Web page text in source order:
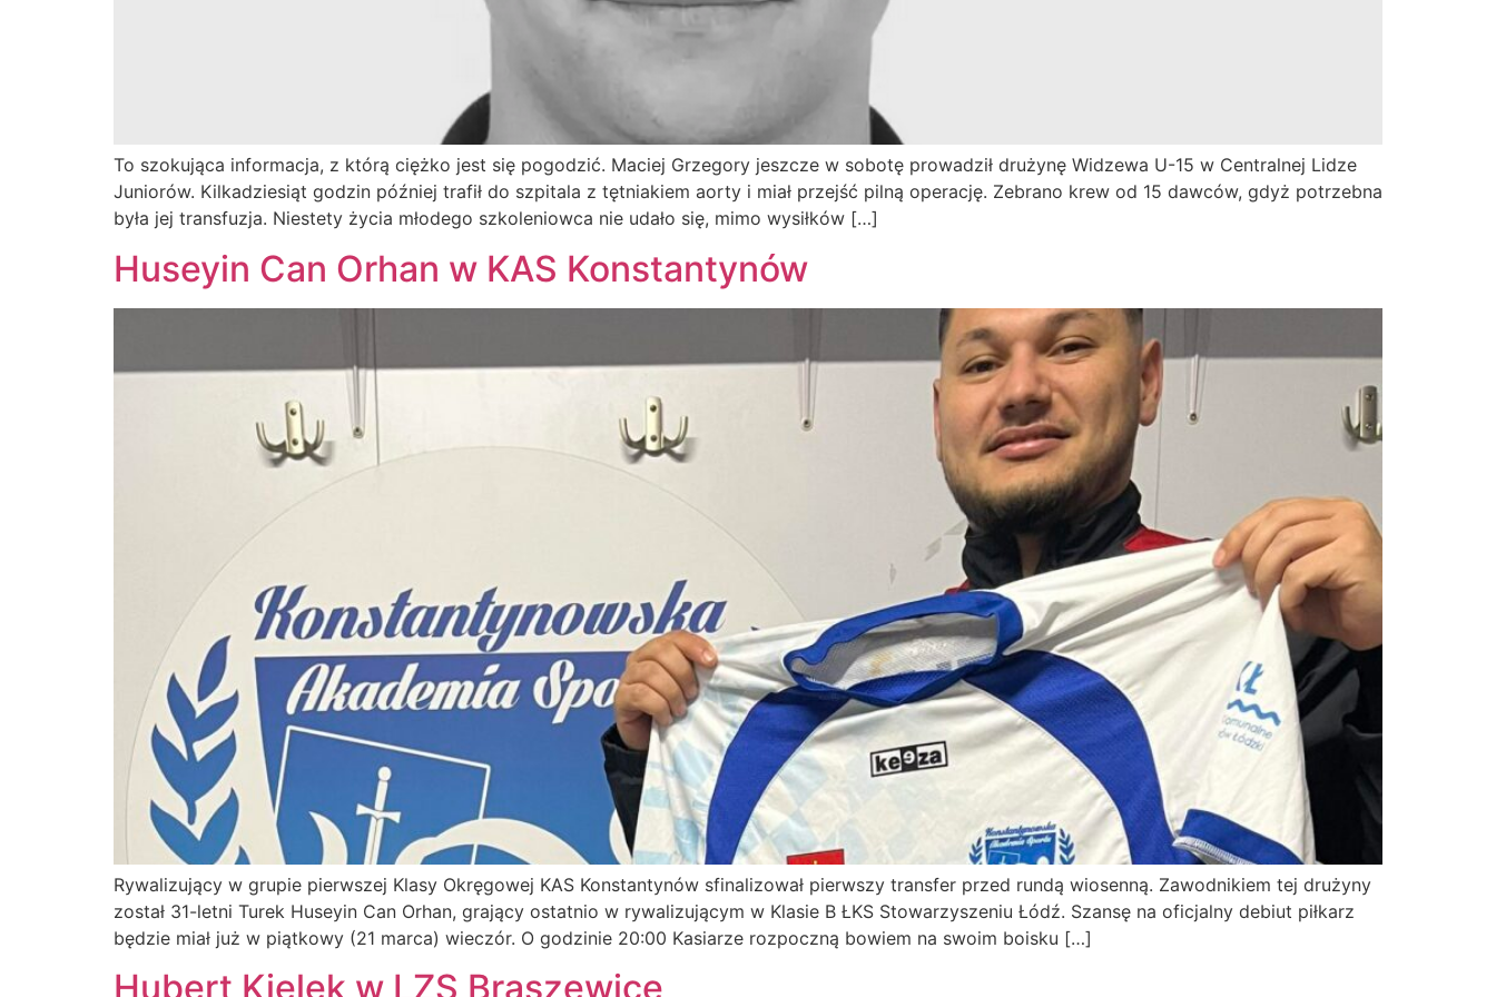
To szokująca informacja, z którą ciężko jest się pogodzić. Maciej Grzegory jeszcze w sobotę prowadził drużynę Widzewa U-15 w Centralnej Lidze
Juniorów. Kilkadziesiąt godzin później trafił do szpitala z tętniakiem aorty i miał przejść pilną operację. Zebrano krew od 15 dawców, gdyż potrzebna
była jej transfuzja. Niestety życia młodego szkoleniowca nie udało się, mimo wysiłków […]
Huseyin Can Orhan w KAS Konstantynów
Rywalizujący w grupie pierwszej Klasy Okręgowej KAS Konstantynów sfinalizował pierwszy transfer przed rundą wiosenną. Zawodnikiem tej drużyny
został 31-letni Turek Huseyin Can Orhan, grający ostatnio w rywalizującym w Klasie B ŁKS Stowarzyszeniu Łódź. Szansę na oficjalny debiut piłkarz
będzie miał już w piątkowy (21 marca) wieczór. O godzinie 20:00 Kasiarze rozpoczną bowiem na swoim boisku […]
Hubert Kielek w LZS Brąszewice